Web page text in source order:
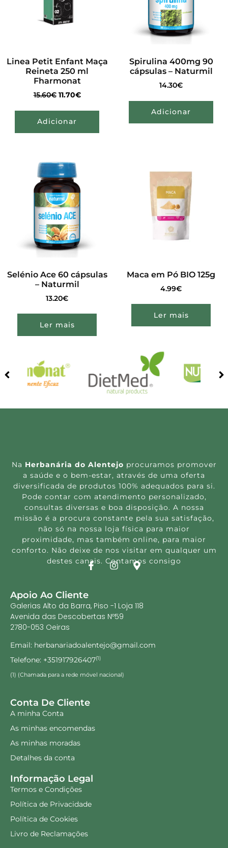
Linea Petit Enfant Maça
Reineta 250 ml
Fharmonat
15.60€ 11.70€
Adicionar
Spirulina 400mg 90
cápsulas – Naturmil
14.30€
Adicionar
Selénio Ace 60 cápsulas
– Naturmil
13.20€
Ler mais
Maca em Pó BIO 125g
4.99€
Ler mais
Na Herbanária do Alentejo procuramos promover
a saúde e o bem-estar, através de uma oferta
diversificada de produtos 100% adequados para si.
Pode contar com atendimento personalizado,
consultas diversas e boa disposição. A nossa
missão é a procura constante pela sua satisfação,
não só na nossa loja física para maior
proximidade, mas também online, para maior
conforto. Não deixe de nos visitar em qualquer um
destes canais. Contamos consigo
Apoio Ao Cliente
Galerias Alto da Barra, Piso -1 Loja 118
Avenida das Descobertas Nº59
2780-053 Oeiras
Email: herbanariadoalentejo@gmail.com
Telefone: +351917926407(1)
(1) (Chamada para a rede móvel nacional)
Conta De Cliente
A minha Conta
As minhas encomendas
As minhas moradas
Detalhes da conta
Informação Legal
Termos e Condições
Política de Privacidade
Política de Cookies
Livro de Reclamações